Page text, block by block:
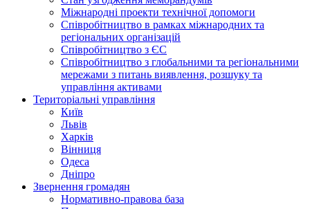
Міжнародні проекти технічної допомоги
Співробітництво в рамках міжнародних та
регіональних організацій
Співробітництво з ЄС
Співробітництво з глобальними та регіональними
мережами з питань виявлення, розшуку та
управління активами
Територіальні управління
Київ
Львів
Харків
Вінниця
Одеса
Дніпро
Звернення громадян
Нормативно-правова база